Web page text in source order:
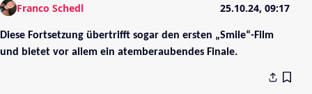
Franco Schedl 25.10.24, 09:17
Diese Fortsetzung übertrifft sogar den ersten „Smile“-Film
und bietet vor allem ein atemberaubendes Finale.